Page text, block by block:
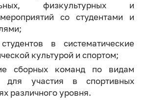
физкультурных и
со студентами и
в систематические
культурой и спортом;
сборных команд по видам
для участия в спортивных
различного уровня.